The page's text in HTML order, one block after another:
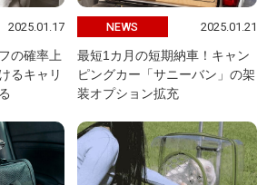
2025.01.17
の確率上
るキャリ
NEWS 2025.01.21
最短1カ月の短期納車！キャン
ピングカー「サニーバン」の架
装オプション拡充